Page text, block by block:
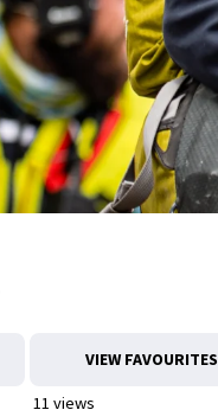
VIEW FAVOURITES
11 views